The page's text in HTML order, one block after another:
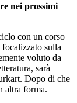
nei prossimi
con un corso
sulla
voluto da
sarà
Dopo di che
altra forma.